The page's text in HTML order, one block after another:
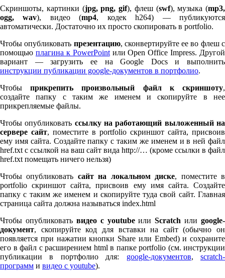
Скриншоты, картинки (jpg, png, gif), флеш (swf), музыка (mp3,
ogg, wav), видео (mp4, кодек h264) — публикуются
автоматически. Достаточно их просто скопировать в port­fo­lio.
Чтобы опубликовать презентацию, сконвертируйте ее во флеш с
помощью плагина к Pow­er­Pointили Open Office Impress. Другой
вариант — загрузить ее на Google Docs и выполнить
инструкции публикации google-документов в портфолио.
Чтобыприкрепить произвольный файл к скриншоту,
создайте папку с таким же именем и скопируйте в нее
прикрепляемые файлы.
Чтобы опубликовать ссылку на работающий выложенный на
сервере сайт, поместите в port­fo­lio скриншот сайта, присвоив
ему имя сайта. Создайте папку с таким же именем и в ней файл
href.txt с ссылкой на ваш сайт вида http://… (кроме ссылки в файл
href.txt помещать ничего нельзя)
Чтобы опубликовать сайт на локальном диске, поместите в
port­fo­lio скриншот сайта, присвоив ему имя сайта. Создайте
папку с таким же именем и скопируйте туда свой сайт. Главная
страница сайта должна называться index.html
Чтобы опубликовать видео с youtubeилиScratch или google-
документ, скопируйте код для вставки на сайт (обычно он
появляется при нажатии кнопки Share или Embed) и сохраните
его в файл с расширением html в папке port­fo­lio (см. инструкции
публикации в портфолио для: google-документов,scratch-
программ и видео с youtube).